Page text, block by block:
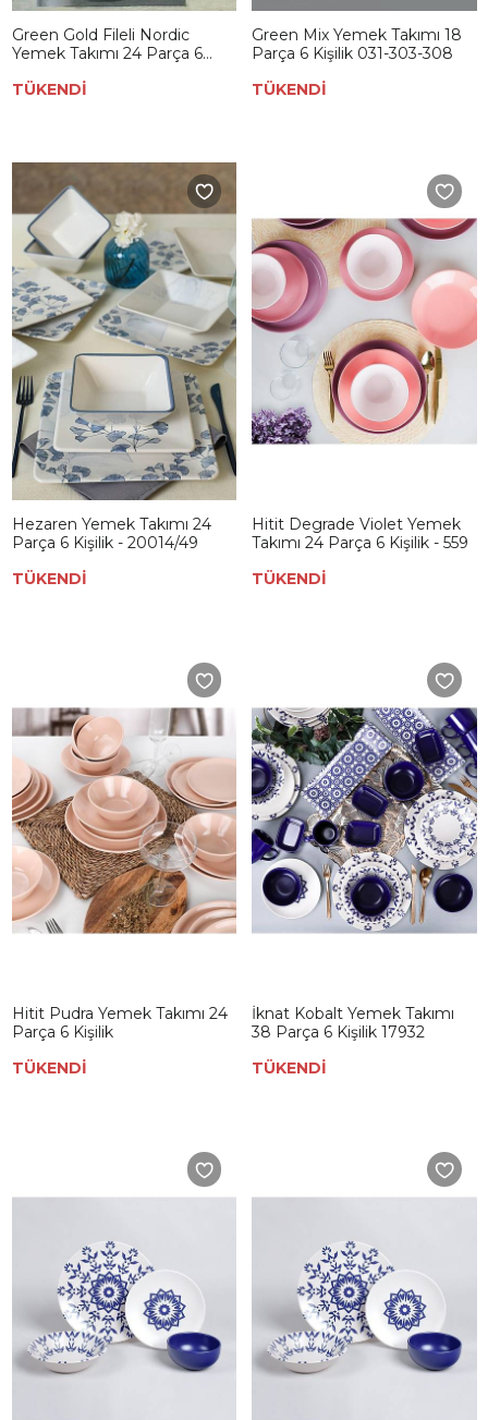
Green Gold Fileli Nordic
Yemek Takımı 24 Parça 6
TÜKENDİ
Green Mix Yemek Takımı 18
Parça 6 Kişilik 031-303-308
TÜKENDİ
Hezaren Yemek Takımı 24
Parça 6 Kişilik - 20014/49
TÜKENDİ
Hitit Degrade Violet Yemek
Takımı 24 Parça 6 Kişilik - 559
TÜKENDİ
Hitit Pudra Yemek Takımı 24
Parça 6 Kişilik
TÜKENDİ
İknat Kobalt Yemek Takımı
38 Parça 6 Kişilik 17932
TÜKENDİ